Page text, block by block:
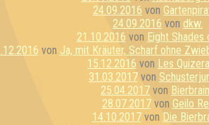
24.09.2016 von
24.09.2016 von dkw.
21.10.2016 von Eight Shades
von Ja, mit Kräuter, Scharf ohne
15.12.2016 von Les
31.03.2017von
25.04.2017 von
28.07.2017von Geilo
14.10.2017von Die